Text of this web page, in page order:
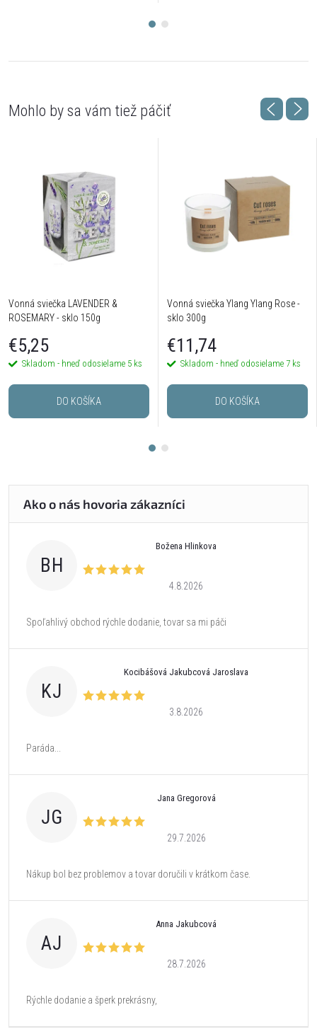
Vonná sviečka LAVENDER &
ROSEMARY - sklo 150g
€5,25
Skladom - hneď odosielame 5 ks
DO KOŠÍKA
Vonná sviečka Ylang Ylang Rose -
sklo 300g
€11,74
Skladom - hneď odosielame 7 ks
DO KOŠÍKA
BH
Božena Hlinkova
4.8.2026
Spoľahlivý obchod rýchle dodanie, tovar sa mi páči
KJ
Kocibášová Jakubcová Jaroslava
3.8.2026
Paráda...
JG
Jana Gregorová
29.7.2026
Nákup bol bez problemov a tovar doručili v krátkom čase.
AJ
Anna Jakubcová
28.7.2026
Rýchle dodanie a šperk prekrásny,